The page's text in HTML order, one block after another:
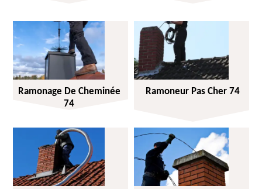
Ramonage De Cheminée
74
Ramoneur Pas Cher 74